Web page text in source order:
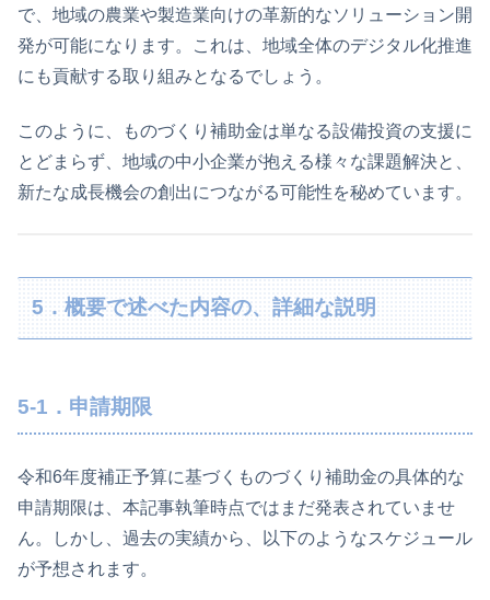
で、地域の農業や製造業向けの革新的なソリューション開
発が可能になります。これは、地域全体のデジタル化推進
にも貢献する取り組みとなるでしょう。
このように、ものづくり補助金は単なる設備投資の支援に
とどまらず、地域の中小企業が抱える様々な課題解決と、
新たな成長機会の創出につながる可能性を秘めています。
5．概要で述べた内容の、詳細な説明
5-1．申請期限
令和6年度補正予算に基づくものづくり補助金の具体的な
申請期限は、本記事執筆時点ではまだ発表されていませ
ん。しかし、過去の実績から、以下のようなスケジュール
が予想されます。